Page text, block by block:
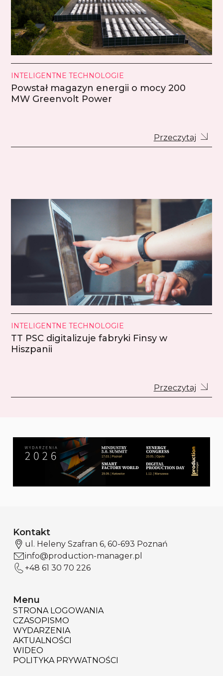
INTELIGENTNE TECHNOLOGIE
Powstał magazyn energii o mocy 200
MW Greenvolt Power
Przeczytaj
INTELIGENTNE TECHNOLOGIE
TT PSC digitalizuje fabryki Finsy w
Hiszpanii
Przeczytaj
Kontakt
ul. Heleny Szafran 6, 60-693 Poznań
info@production-manager.pl
+48 61 30 70 226
Menu
STRONA LOGOWANIA
CZASOPISMO
WYDARZENIA
AKTUALNOŚCI
WIDEO
POLITYKA PRYWATNOŚCI